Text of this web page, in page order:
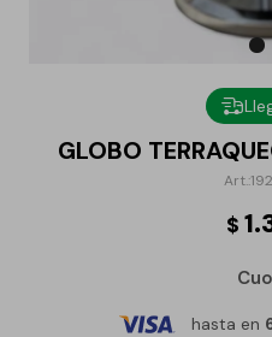
GLOBO
$
hasta en